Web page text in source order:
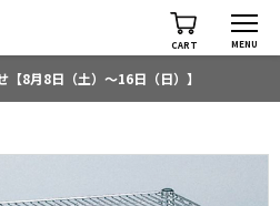
CART MENU
8月8日（土）～16日（日）】